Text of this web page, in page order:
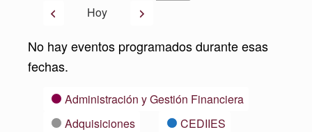
AnteriorHoy Siguiente
No hay eventos programados durante esas
fechas.
CategoríasAdministración y Gestión Financiera
Adquisiciones
CEDIIES